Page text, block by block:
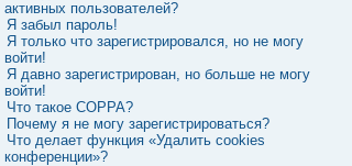
активных пользователей?
Я забыл пароль!
Я только что зарегистрировался, но не могу
войти!
Я давно зарегистрирован, но больше не могу
войти!
Что такое COPPA?
Почему я не могу зарегистрироваться?
Что делает функция «Удалить cookies
конференции»?